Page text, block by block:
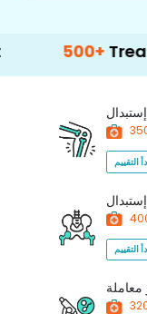
Treatment
إستبدال
التقييم
إستبدال
التقييم
معاملة